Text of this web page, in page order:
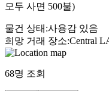
모두 사면 500불)
물건 상태 :사용감 있음
희망 거래 장소:Central
68명 조회